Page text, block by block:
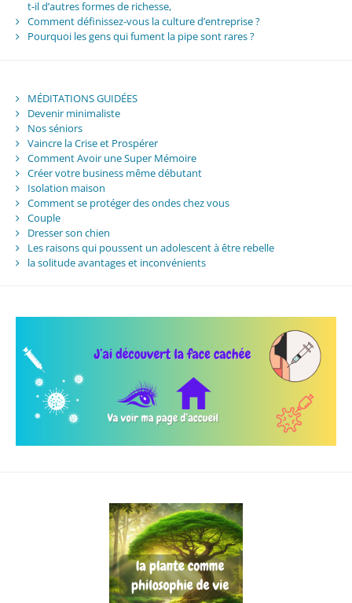
t-il d’autres formes de richesse,
Comment définissez-vous la culture d’entreprise ?
Pourquoi les gens qui fument la pipe sont rares ?
MÉDITATIONS GUIDÉES
Devenir minimaliste
Nos séniors
Vaincre la Crise et Prospérer
Comment Avoir une Super Mémoire
Créer votre business même débutant
Isolation maison
Comment se protéger des ondes chez vous
Couple
Dresser son chien
Les raisons qui poussent un adolescent à être rebelle
la solitude avantages et inconvénients